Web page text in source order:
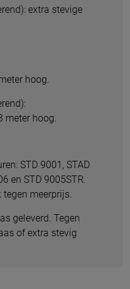
extra stevige
hoog.
meter hoog.
STD 9001, STAD
en STD 9005STR.
tegen meerprijs.
geleverd. Tegen
of extra stevig